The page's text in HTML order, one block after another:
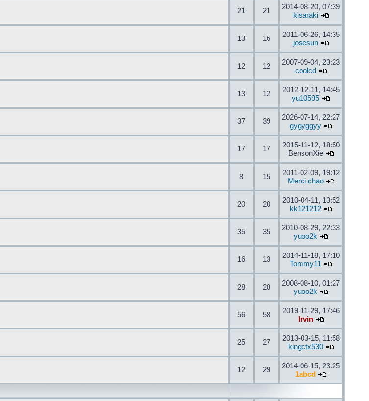
21 21
2014-08-20, 07:39
kisaraki
13 16
2011-06-26, 14:35
josesun
12 12
2007-09-04, 23:23
coolcd
13 12
2012-12-11, 14:45
yu10595
37 39
2026-07-14, 22:27
gygyggyy
17 17
2015-11-12, 18:50
BensonXie
8 15
2011-02-09, 19:12
Merci chao
20 20
2010-04-11, 13:52
kk121212
35 35
2010-08-29, 22:33
yuoo2k
16 13
2014-11-18, 17:10
Tommy11
28 28
2008-08-10, 01:27
yuoo2k
56 58
2019-11-29, 17:46
Irvin
25 27
2013-03-15, 11:58
kingctx530
12 29
2014-06-15, 23:25
1abcd